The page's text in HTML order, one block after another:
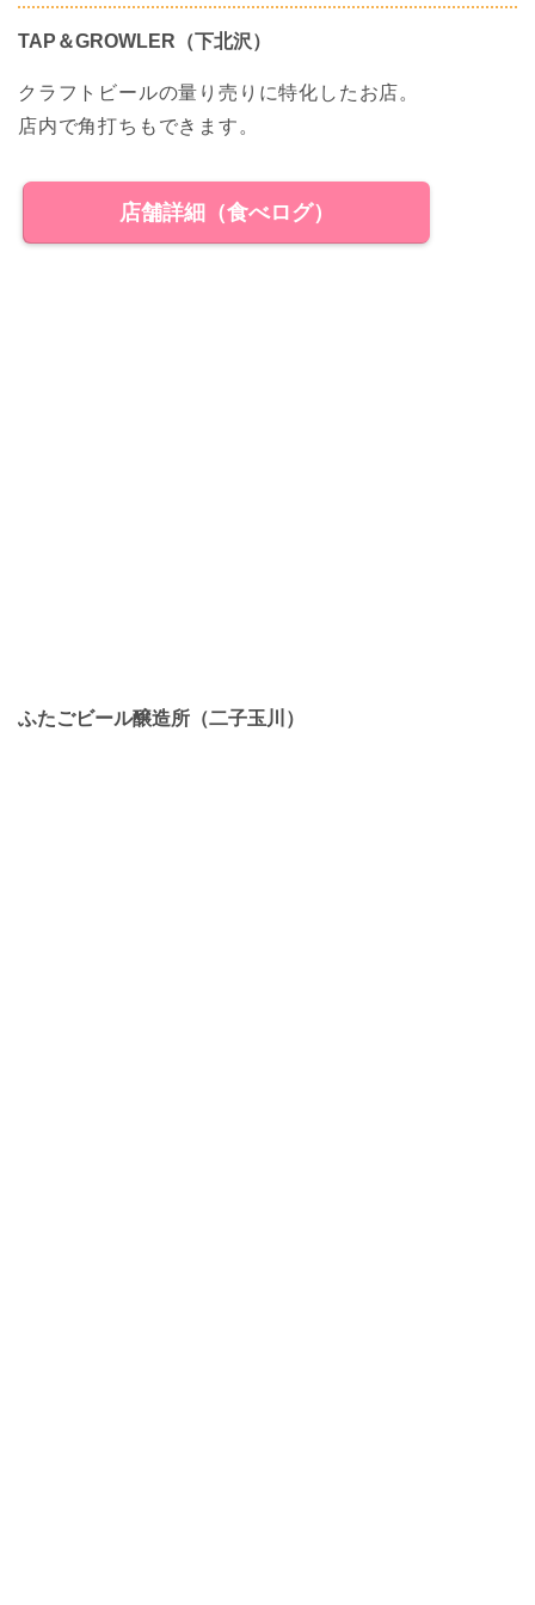
TAP＆GROWLER（下北沢）
クラフトビールの量り売りに特化したお店。
店内で角打ちもできます。
店舗詳細（食べログ）
ふたごビール醸造所（二子玉川）